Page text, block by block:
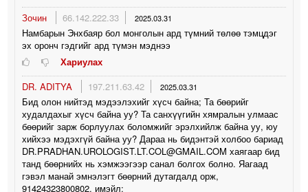
Зочин
66.142.222.33 2025.03.31
Намбарын Энхбаяр бол монголын ард түмний төлөө тэмцдэг
эх оронч гэдгийг ард түмэн мэднээ
Хариулах
DR. ADITYA
197.211.63.42 2025.03.31
Бид олон нийтэд мэдээлэхийг хүсч байна; Та бөөрийг
худалдахыг хүсч байна уу? Та санхүүгийн хямралын улмаас
бөөрийг зарж борлуулах боломжийг эрэлхийлж байна уу, юу
хийхээ мэдэхгүй байна уу? Дараа нь бидэнтэй холбоо бариад
DR.PRADHAN.UROLOGIST.LT.COL@GMAIL.COM хаягаар бид
танд бөөрнийх нь хэмжээгээр санал болгох болно. Яагаад
гэвэл манай эмнэлэгт бөөрний дутагдалд орж,
91424323800802. имэйл: